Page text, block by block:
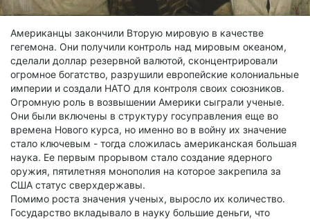
Американцы закончили Вторую мировую в качестве
гегемона. Они получили контроль над мировым океаном,
сделали доллар резервной валютой, сконцентрировали
огромное богатство, разрушили европейские колониальные
империи и создали НАТО для контроля своих союзников.
Огромную роль в возвышении Америки сыграли ученые.
Они были включены в структуру госуправления еще во
времена Нового курса, но именно во в войну их значение
стало ключевым - тогда сложилась американская большая
наука. Ее первым прорывом стало создание ядерного
оружия, пятилетняя монополия на которое закрепила за
США статус сверхдержавы.
Помимо роста значения ученых, выросло их количество.
Государство вкладывало в науку большие деньги, что